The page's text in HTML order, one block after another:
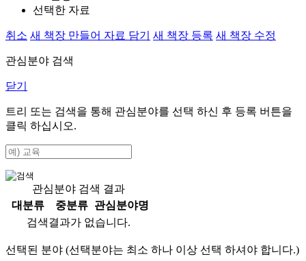
선택한 자료
취소 새 책장 만들어 자료 담기 새 책장 등록 새 책장 수정
관심분야 검색
닫기
트리 또는 검색을 통해 관심분야를 선택 하신 후 등록 버튼을
클릭 하십시오.
관심분야 검색 결과
대분류
중분류
관심분야명
검색결과가 없습니다.
선택된 분야 (선택분야는 최소 하나 이상 선택 하셔야 합니다.)